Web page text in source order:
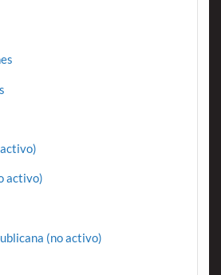
activo)
(no activo)